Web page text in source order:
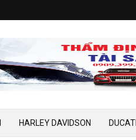
HARLEY DAVIDSON DUCATI